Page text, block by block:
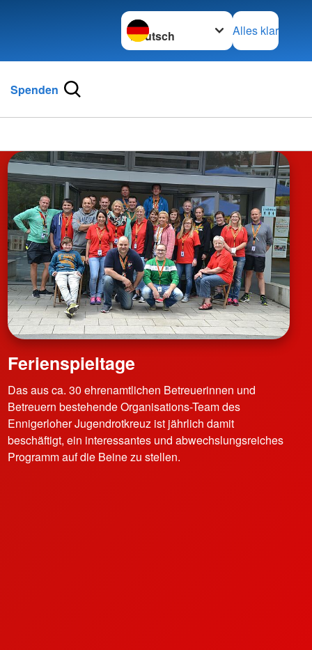
Sprache wechseln zu
Alles klar
Spenden
Ferienspieltage
Das aus ca. 30 ehrenamtlichen Betreuerinnen und
Betreuern bestehende Organisations-Team des
Ennigerloher Jugendrotkreuz ist jährlich damit
beschäftigt, ein interessantes und abwechslungsreiches
Programm auf die Beine zu stellen.